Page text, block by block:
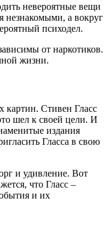
невероятные вещи
незнакомыми, а вокруг
психодел.
от наркотиков.
жизни.
Стивен Гласс
шел к своей цели. И
издания
Гласса в свою
и удивление. Вот
что Гласс –
и их